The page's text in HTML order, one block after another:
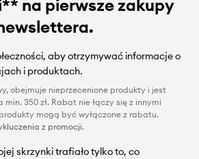
na pierwsze zakupy
aby otrzymywać informacje o
i produktach.
obejmuje nieprzecenione produkty i jest
350 zł. Rabat nie łączy się z innymi
mogą być wyłączone z rabatu.
z promocji.
skrzynki trafiało tylko to, co